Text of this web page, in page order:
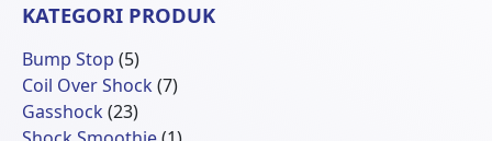
KATEGORI PRODUK
Bump Stop 55
Produk
Coil Over Shock 77
Gasshock 2323